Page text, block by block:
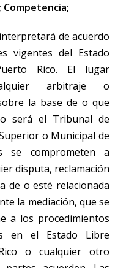
de acuerdo
vigentes del Estado
Rico. El lugar
arbitraje o
la base de o que
será el Tribunal de
o Municipal de
se comprometen a
disputa, reclamación
de o esté relacionada
la mediación, que se
a los procedimientos
en el Estado Libre
o cualquier otro